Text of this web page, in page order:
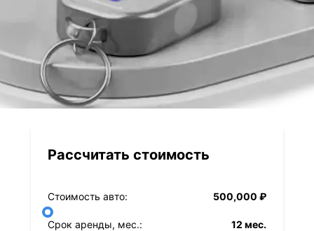
Рассчитать стоимость
Стоимость авто: 500,000 ₽
Срок аренды, мес.: 12 мес.